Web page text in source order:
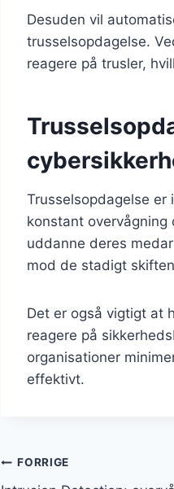
Desuden vil
trusselsopdagelse.
reagere på trusler,
Trusselsopdagelse
konstant
uddanne deres
mod de stadigt
Det er også vigtigt at
reagere på
organisationer
effektivt.
FORRIGE